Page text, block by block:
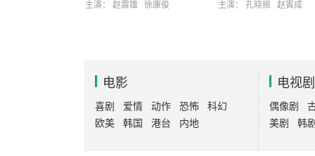
主演： 赵震雄 徐康俊 主演： 孔晓振 赵寅成
电影
喜剧 爱情 动作 恐怖
科幻
欧美
韩国 港台 内地
电视剧
偶像剧
美剧
韩